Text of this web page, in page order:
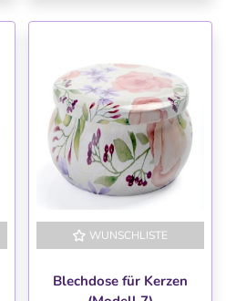
WUNSCHLISTE
Blechdose für Kerzen